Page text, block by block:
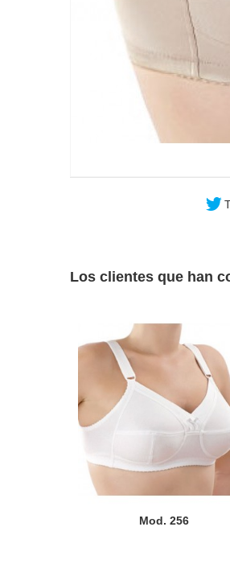
Los clientes que han
Mod. 256